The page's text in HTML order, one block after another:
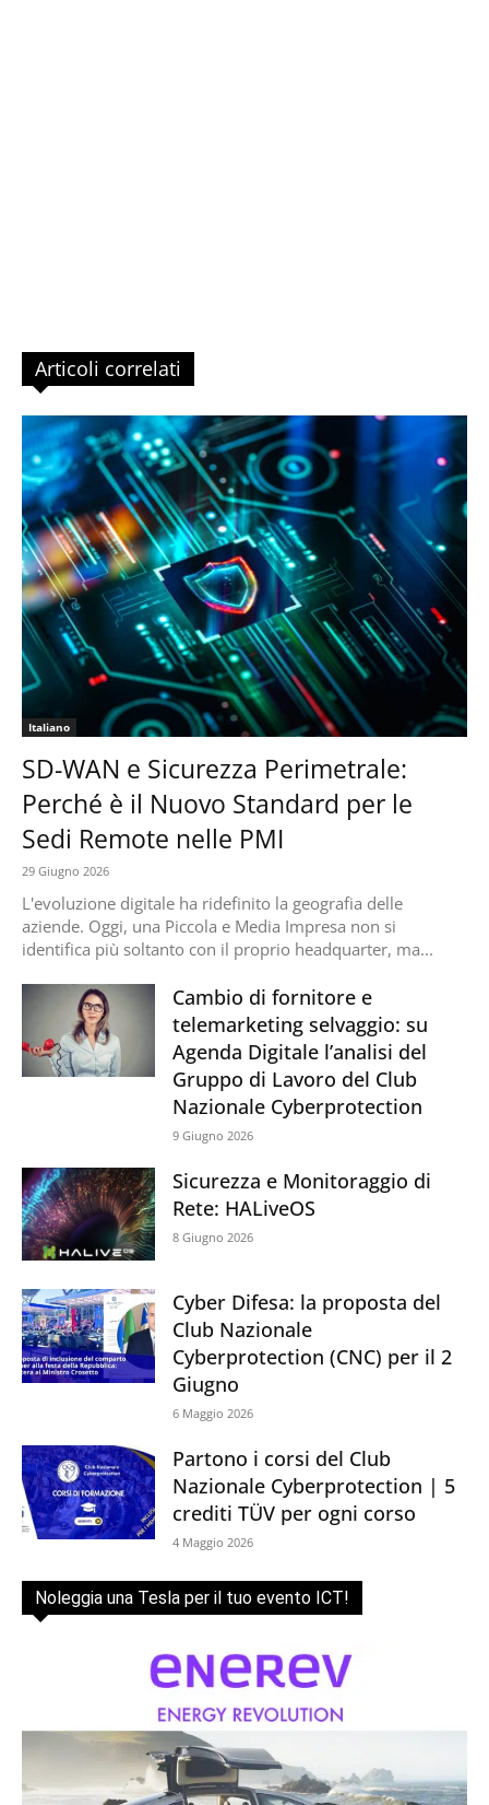
Articoli correlati
Italiano
SD-WAN e Sicurezza Perimetrale:
Perché è il Nuovo Standard per le
Sedi Remote nelle PMI
29 Giugno 2026
L'evoluzione digitale ha ridefinito la geografia delle
aziende. Oggi, una Piccola e Media Impresa non si
identifica più soltanto con il proprio headquarter, ma...
Cambio di fornitore e
telemarketing selvaggio: su
Agenda Digitale l’analisi del
Gruppo di Lavoro del Club
Nazionale Cyberprotection
9 Giugno 2026
Sicurezza e Monitoraggio di
Rete: HALiveOS
8 Giugno 2026
Cyber Difesa: la proposta del
Club Nazionale
Cyberprotection (CNC) per il 2
Giugno
6 Maggio 2026
Partono i corsi del Club
Nazionale Cyberprotection | 5
crediti TÜV per ogni corso
4 Maggio 2026
Noleggia una Tesla per il tuo evento ICT!